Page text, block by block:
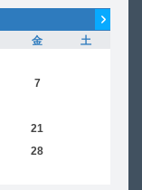
金
土
7
21
28